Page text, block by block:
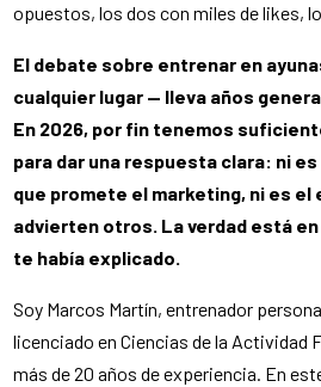
opuestos, los dos con miles de likes,
El debate sobre entrenar en
cualquier lugar — lleva años
En 2026, por fin tenemos
para dar una respuesta clara: ni
que promete el marketing, ni es
advierten otros. La verdad está
te había explicado.
Soy Marcos Martín, entrenador
licenciado en Ciencias de la Actividad
más de 20 años de experiencia. En